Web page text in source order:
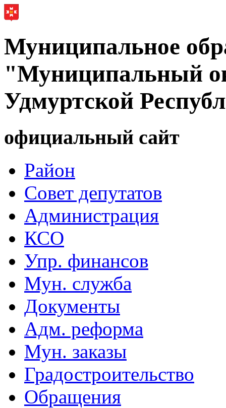
Муниципальное
"Муниципальный
Удмуртской
официальный сайт
Район
Совет депутатов
Администрация
КСО
Упр. финансов
Мун. служба
Документы
Адм. реформа
Мун. заказы
Градостроительство
Обращения